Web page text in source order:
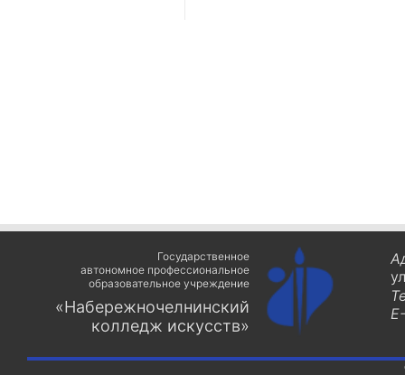
Государственное
автономное профессиональное
образовательное учреждение
«Набережночелнинский
колледж искусств»